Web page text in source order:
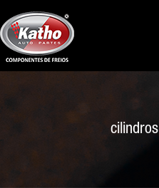
cilindros